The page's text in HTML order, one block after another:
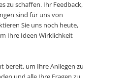
zu schaffen. Ihr Feedback,
sind für uns von
Sie uns noch heute,
Ihre Ideen Wirklichkeit
bereit, um Ihre Anliegen zu